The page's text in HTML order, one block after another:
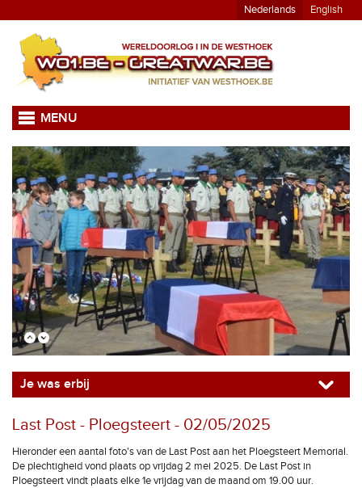
Nederlands English
MENU
Je was erbij
Last Post - Ploegsteert - 02/05/2025
Hieronder een aantal foto's van de Last Post aan het Ploegsteert Memorial.
De plechtigheid vond plaats op vrijdag 2 mei 2025. De Last Post in
Ploegsteert vindt plaats elke 1e vrijdag van de maand om 19.00 uur.